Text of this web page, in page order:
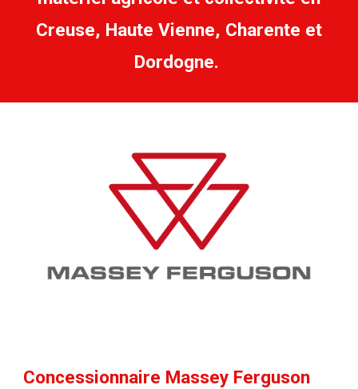
Creuse, Haute Vienne, Charente et
Dordogne.
Concessionnaire Massey Ferguson